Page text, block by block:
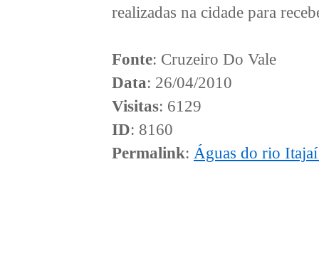
realizadas na cidade para
Fonte: Cruzeiro Do Vale
Data: 26/04/2010
Visitas: 6129
ID: 8160
Permalink: Águas do rio